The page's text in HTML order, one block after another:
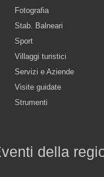
Fotografia
Stab. Balneari
Sport
Villaggi turistici
Servizi e Aziende
Visite guidate
Strumenti
della